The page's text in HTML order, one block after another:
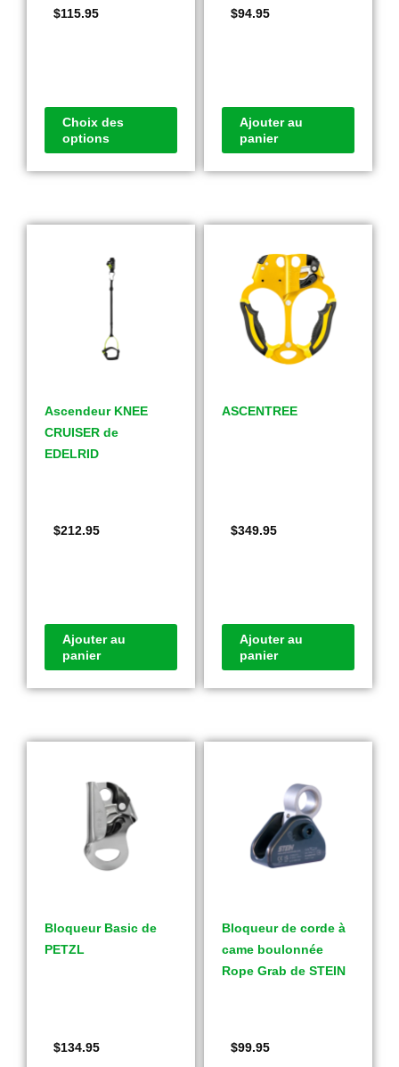
$115.95
Choix des
options
$94.95
Ajouter au
panier
Ascendeur KNEE
CRUISER de
EDELRID
$212.95
Ajouter au
panier
ASCENTREE
$349.95
Ajouter au
panier
Bloqueur Basic de
PETZL
$134.95
Bloqueur de corde à
came boulonnée
Rope Grab de STEIN
$99.95